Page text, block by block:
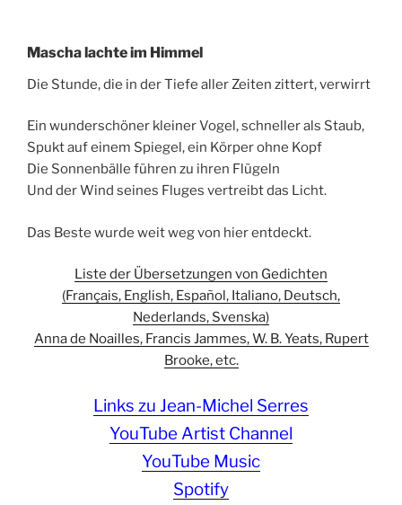
Mascha lachte im Himmel
Die Stunde, die in der Tiefe aller Zeiten zittert, verwirrt
Ein wunderschöner kleiner Vogel, schneller als Staub,
Spukt auf einem Spiegel, ein Körper ohne Kopf
Die Sonnenbälle führen zu ihren Flügeln
Und der Wind seines Fluges vertreibt das Licht.
Das Beste wurde weit weg von hier entdeckt.
Liste der Übersetzungen von Gedichten
(Français, English, Español, Italiano, Deutsch,
Nederlands, Svenska)
Anna de Noailles, Francis Jammes, W. B. Yeats, Rupert
Brooke, etc.
Links zu Jean-Michel Serres
YouTube Artist Channel
YouTube Music
Spotify